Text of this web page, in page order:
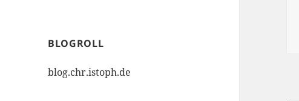
BLOGROLL
blog.chr.istoph.de